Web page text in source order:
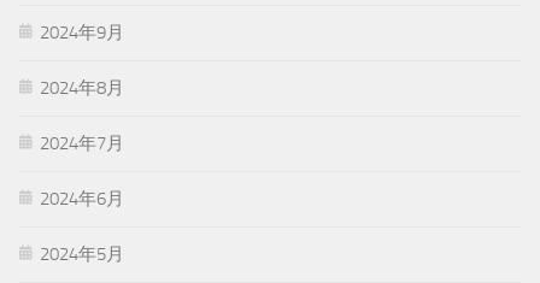
2024年9月
2024年8月
2024年7月
2024年6月
2024年5月